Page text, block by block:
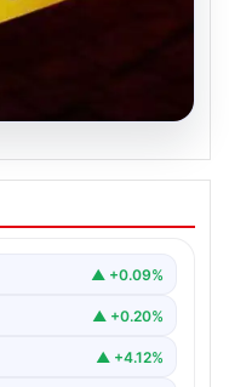
Sonra
olayı,▲ +0.09%
▲ +0.20%
▲ +4.12%